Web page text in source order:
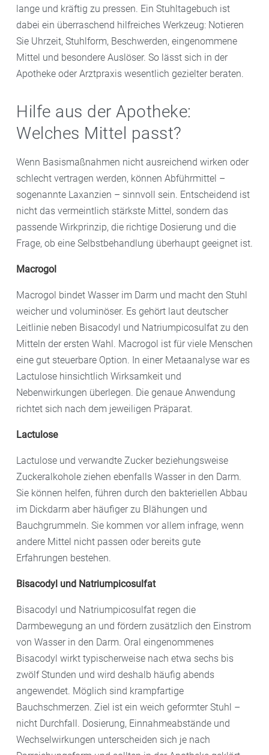
lange und kräftig zu pressen. Ein Stuhltagebuch ist
dabei ein überraschend hilfreiches Werkzeug: Notieren
Sie Uhrzeit, Stuhlform, Beschwerden, eingenommene
Mittel und besondere Auslöser. So lässt sich in der
Apotheke oder Arztpraxis wesentlich gezielter beraten.
Hilfe aus der Apotheke:
Welches Mittel passt?
Wenn Basismaßnahmen nicht ausreichend wirken oder
schlecht vertragen werden, können Abführmittel –
sogenannte Laxanzien – sinnvoll sein. Entscheidend ist
nicht das vermeintlich stärkste Mittel, sondern das
passende Wirkprinzip, die richtige Dosierung und die
Frage, ob eine Selbstbehandlung überhaupt geeignet ist.
Macrogol
Macrogol bindet Wasser im Darm und macht den Stuhl
weicher und voluminöser. Es gehört laut deutscher
Leitlinie neben Bisacodyl und Natriumpicosulfat zu den
Mitteln der ersten Wahl. Macrogol ist für viele Menschen
eine gut steuerbare Option. In einer Metaanalyse war es
Lactulose hinsichtlich Wirksamkeit und
Nebenwirkungen überlegen. Die genaue Anwendung
richtet sich nach dem jeweiligen Präparat.
Lactulose
Lactulose und verwandte Zucker beziehungsweise
Zuckeralkohole ziehen ebenfalls Wasser in den Darm.
Sie können helfen, führen durch den bakteriellen Abbau
im Dickdarm aber häufiger zu Blähungen und
Bauchgrummeln. Sie kommen vor allem infrage, wenn
andere Mittel nicht passen oder bereits gute
Erfahrungen bestehen.
Bisacodyl und Natriumpicosulfat
Bisacodyl und Natriumpicosulfat regen die
Darmbewegung an und fördern zusätzlich den Einstrom
von Wasser in den Darm. Oral eingenommenes
Bisacodyl wirkt typischerweise nach etwa sechs bis
zwölf Stunden und wird deshalb häufig abends
angewendet. Möglich sind krampfartige
Bauchschmerzen. Ziel ist ein weich geformter Stuhl –
nicht Durchfall. Dosierung, Einnahmeabstände und
Wechselwirkungen unterscheiden sich je nach